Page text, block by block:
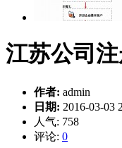
江苏公司
作者: admin
日期: 2016-03-03
人气: 758
评论: 0